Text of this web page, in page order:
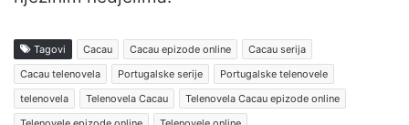
Tagovi Cacau Cacau epizode online
Cacau serija
Cacau telenovela
Portugalske serije
Portugalske telenovele
telenovela
Telenovela Cacau
Telenovela Cacau epizode online